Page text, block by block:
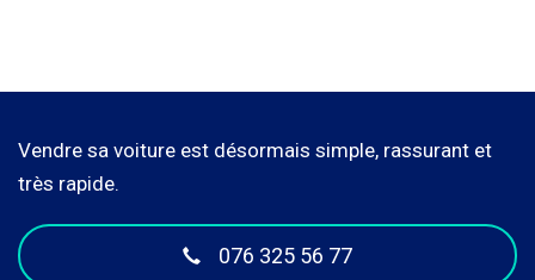
Vendre sa voiture est désormais simple, rassurant et
très rapide.
076 325 56 77